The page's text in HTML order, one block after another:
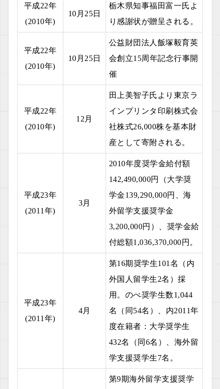
平成22年
(2010年)
10月25日
栃木県知事福田富一氏よ
り感謝状が贈呈される。
平成22年
(2010年)
10月25日
公益財団法人飯塚毅育英
会創立15周年記念行事開
催
平成22年
(2010年)
12月
田上美智子氏より東京ラ
インプリンタ印刷株式会
社株式26,000株を基本財
産として寄附される。
平成23年
(2011年)
3月
2010年度奨学金給付額
142,490,000円（大学奨
学金139,290,000円、海
外留学支援奨学金
3,200,000円）、奨学金給
付総額1,036,370,000円。
平成23年
(2011年)
4月
第16期奨学生101名（内
外国人留学生2名）採
用。のべ奨学生数1,044
名（同54名）、内2011年
度在籍者：大学奨学生
432名（同6名）、海外留
学支援奨学生7名。
第9期海外留学支援奨学